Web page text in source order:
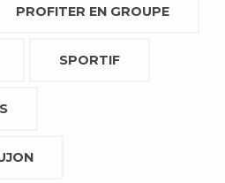
PROFITER EN GROUPE
SPORTIF